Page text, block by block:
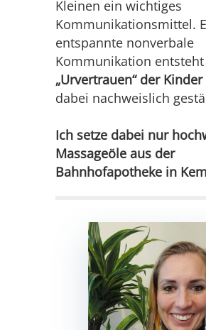
Kleinen ein wichtiges
Kommunikationsmittel.
entspannte nonverbale
Kommunikation
„Urvertrauen“ der Kinder
dabei nachweislich
Ich setze dabei nur
Massageöle aus der
Bahnhofapotheke in